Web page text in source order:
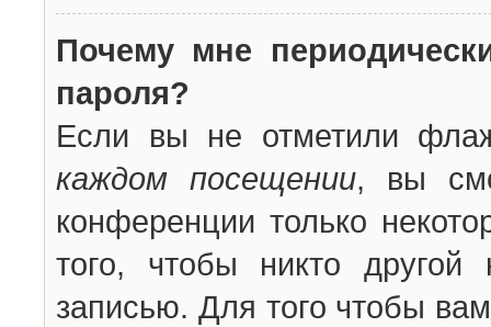
Почему мне
пароля?
Если вы не отметили
каждом посещении, вы
конференции только
того, чтобы никто другой
записью. Для того чтобы